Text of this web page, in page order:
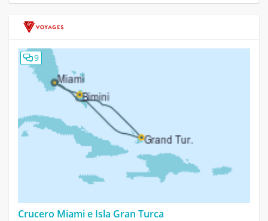
9
Crucero Miami e Isla Gran Turca